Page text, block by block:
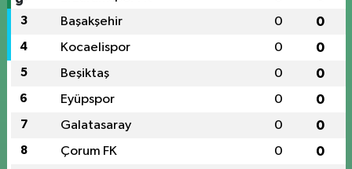
3 Başakşehir 0 0
4 Kocaelispor 0 0
5 Beşiktaş 0 0
6 Eyüpspor 0 0
7 Galatasaray 0 0
8 Çorum FK 0 0